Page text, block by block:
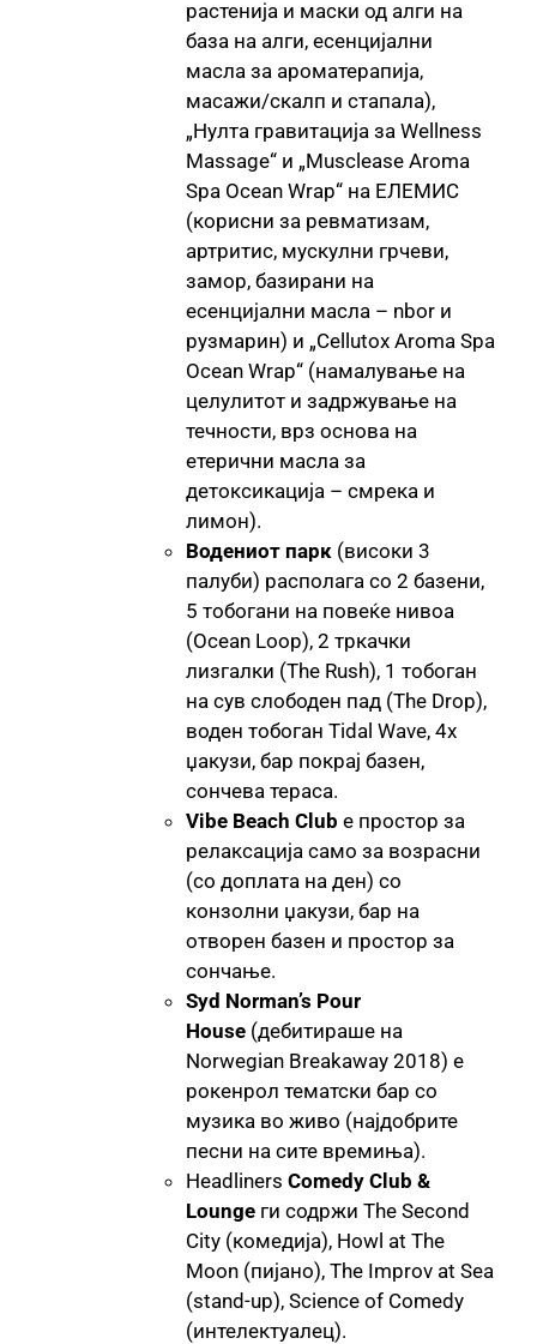
растенија и маски од алги на
база на алги, есенцијални
масла за ароматерапија,
масажи/скалп и стапала),
„Нулта гравитација за Wellness
Massage“ и „Musclease Aroma
Spa Ocean Wrap“ на ЕЛЕМИС
(корисни за ревматизам,
артритис, мускулни грчеви,
замор, базирани на
есенцијални масла – nbor и
рузмарин) и „Cellutox Aroma Spa
Ocean Wrap“ (намалување на
целулитот и задржување на
течности, врз основа на
етерични масла за
детоксикација – смрека и
лимон).
Водениот парк (високи 3
палуби) располага со 2 базени,
5 тобогани на повеќе нивоа
(Ocean Loop), 2 тркачки
лизгалки (The Rush), 1 тобоган
на сув слободен пад (The Drop),
воден тобоган Tidal Wave, 4x
џакузи, бар покрај базен,
сончева тераса.
Vibe Beach Club е простор за
релаксација само за возрасни
(со доплата на ден) со
конзолни џакузи, бар на
отворен базен и простор за
сончање.
Syd Norman’s Pour
House (дебитираше на
Norwegian Breakaway 2018) е
рокенрол тематски бар со
музика во живо (најдобрите
песни на сите времиња).
Headliners Comedy Club &
Lounge ги содржи The Second
City (комедија), Howl at The
Moon (пијано), The Improv at Sea
(stand-up), Science of Comedy
(интелектуалец).